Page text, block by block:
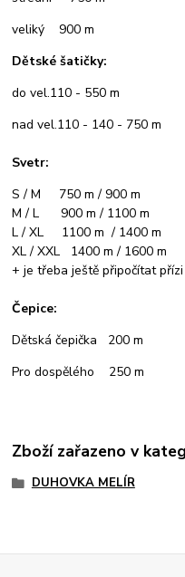
veliký 900 m
Dětské šatičky:
do vel.110 - 550 m
nad vel.110 - 140 - 750 m
Svetr:
S / M 750 m / 900 m
M / L 900 m / 1100 m
L / XL 1100 m / 1400 m
XL / XXL 1400 m / 1600 m
+ je třeba ještě připočítat
Čepice:
Dětská čepička 200 m
Pro dospělého 250 m
Zboží zařazeno v
DUHOVKA MELÍR